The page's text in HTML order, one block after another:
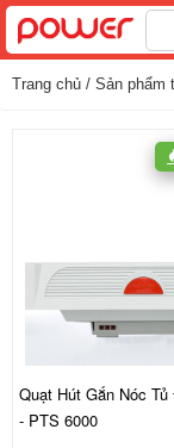
Tìm
kiếm
Trang chủ / Sản phẩm
Quạt Hút Gắn Nóc
- PTS 6000